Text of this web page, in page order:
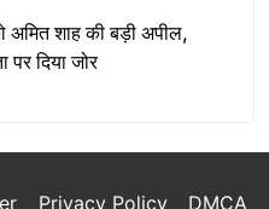
अमित शाह की बड़ी अपील,
पर दिया जोर
Privacy Policy DMCA